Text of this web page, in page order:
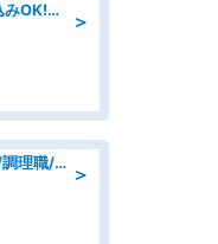
＞
製造派遣スタッフの募集!寮住み込みOK!カーエアコンの検査業務 denso aichi
＞
管理栄養士/栄養士/認定こども園/調理職/認定こども園/週3日～相談可能